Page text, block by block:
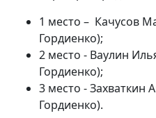
1 место – Качусов
Гордиенко);
2 место - Ваулин
Гордиенко);
3 место - Захваткин
Гордиенко).